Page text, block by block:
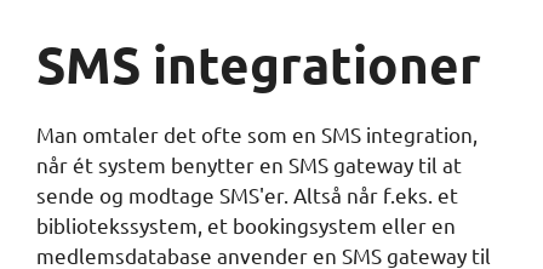
SMS integrationer
Man omtaler det ofte som en SMS integration,
når ét system benytter en SMS gateway til at
sende og modtage SMS'er. Altså når f.eks. et
bibliotekssystem, et bookingsystem eller en
medlemsdatabase anvender en SMS gateway til